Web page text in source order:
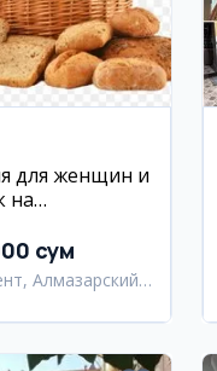
для женщин и
на
изделий
сум
Алмазарский